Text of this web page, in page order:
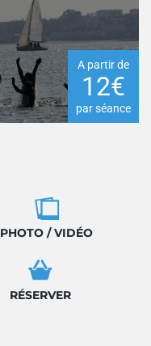
A partir de
12€
par séance
PHOTO / VIDÉO
RÉSERVER